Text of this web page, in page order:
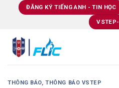
ĐĂNG KÝ TIẾNG ANH - TIN HỌC
THÔNG BÁO,THÔNG BÁO VSTEP